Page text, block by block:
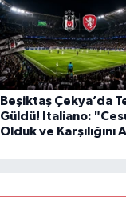
Beşiktaş Çekya’da
Güldü! Italiano:
Olduk ve Karşılığını